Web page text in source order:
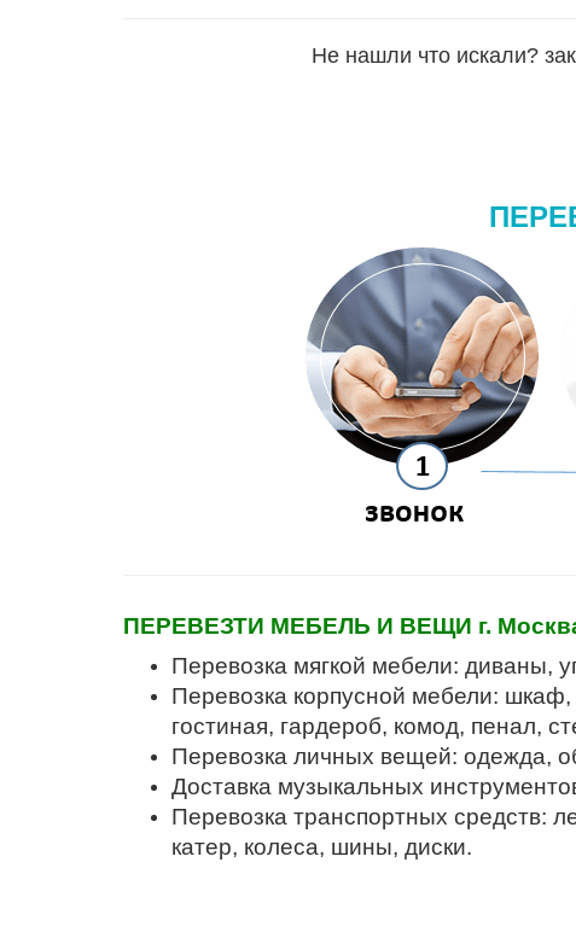
Не нашли что искали?
ПЕРЕВЕЗТИ МЕБЕЛЬ И ВЕЩИ г. Москва
Перевозка мягкой мебели: диваны,
Перевозка корпусной мебели:
гостиная, гардероб, комод, пенал,
Перевозка личных вещей: одежда,
Доставка музыкальных
Перевозка транспортных средств:
катер, колеса, шины, диски.